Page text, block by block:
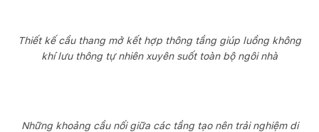
Thiết kế cầu thang mở kết hợp thông tầng giúp luồng không
khí lưu thông tự nhiên xuyên suốt toàn bộ ngôi nhà
Những khoảng cầu nối giữa các tầng tạo nên trải nghiệm di